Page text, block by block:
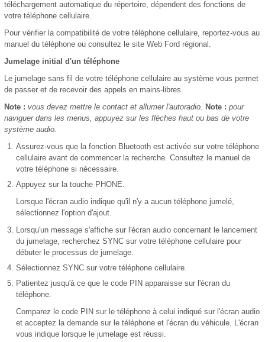
téléchargement automatique du répertoire, dépendent des fonctions de
votre téléphone cellulaire.
Pour vérifier la compatibilité de votre téléphone cellulaire, reportez-vous au
manuel du téléphone ou consultez le site Web Ford régional.
Jumelage initial d'un téléphone
Le jumelage sans fil de votre téléphone cellulaire au système vous permet
de passer et de recevoir des appels en mains-libres.
Note : vous devez mettre le contact et allumer l'autoradio. Note : pour
naviguer dans les menus, appuyez sur les flèches haut ou bas de votre
système audio.
Assurez-vous que la fonction Bluetooth est activée sur votre téléphone
cellulaire avant de commencer la recherche. Consultez le manuel de
votre téléphone si nécessaire.
Appuyez sur la touche PHONE.
Lorsque l'écran audio indique qu'il n'y a aucun téléphone jumelé,
sélectionnez l'option d'ajout.
Lorsqu'un message s'affiche sur l'écran audio concernant le lancement
du jumelage, recherchez SYNC sur votre téléphone cellulaire pour
débuter le processus de jumelage.
Sélectionnez SYNC sur votre téléphone cellulaire.
Patientez jusqu'à ce que le code PIN apparaisse sur l'écran du
téléphone.
Comparez le code PIN sur le téléphone à celui indiqué sur l'écran audio
et acceptez la demande sur le téléphone et l'écran du véhicule. L'écran
vous indique lorsque le jumelage est réussi.